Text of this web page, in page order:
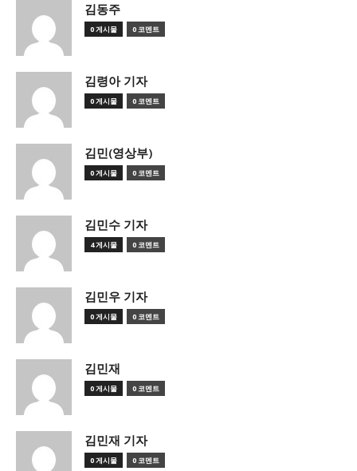
김동주
0 게시물 0 코멘트
김령아 기자
0 게시물 0 코멘트
김민(영상부)
0 게시물 0 코멘트
김민수 기자
4 게시물 0 코멘트
김민우 기자
0 게시물 0 코멘트
김민재
0 게시물 0 코멘트
김민재 기자
0 게시물 0 코멘트